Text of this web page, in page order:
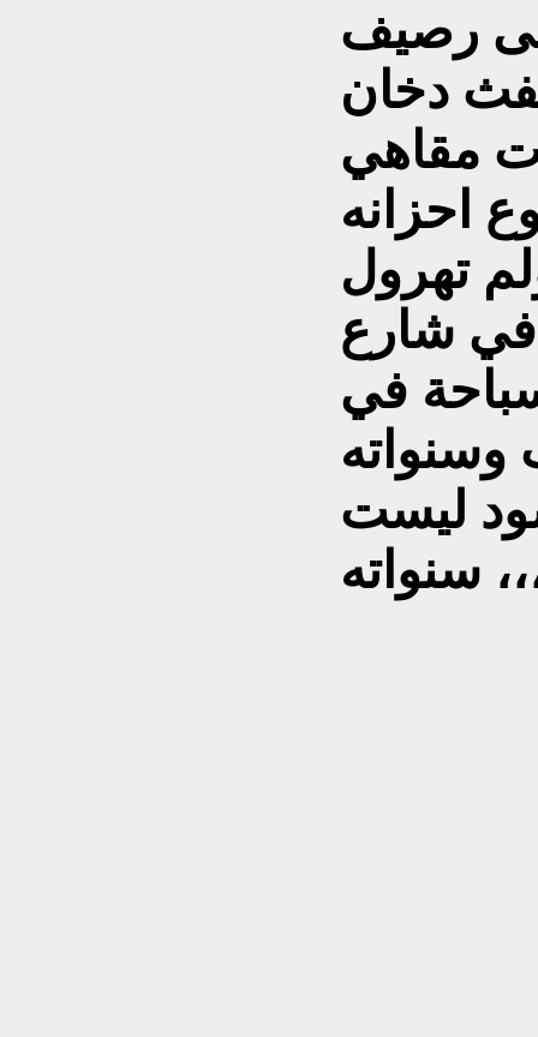
رصيف
دخان
مقاهي
احزانه
تهرول
في شارع
في
ليست
،،،